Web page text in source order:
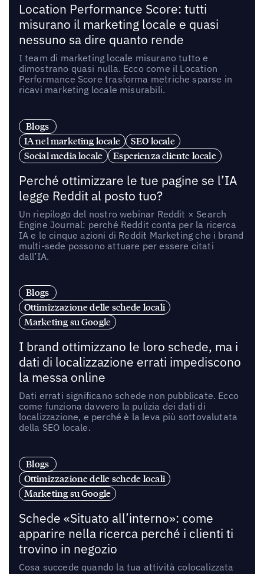
Location Performance Score: tutti
misurano il marketing locale e quasi
nessuno sa dire quanto rende
I team di marketing locale misurano tutto e
dimostrano quasi nulla. Ecco come il Location
Performance Score trasforma metriche sparse in
ricavi marketing locale misurabili.
Blogs
IA nel marketing locale
SEO locale
Social media locale
Esperienza cliente locale
Perché ottimizzare le tue pagine se l’IA
legge Reddit al posto tuo?
Un riepilogo del nostro webinar Reddit × Search
Engine Journal: perché Reddit conta per la ricerca
IA e le cinque azioni di Reddit Marketing che i brand
multi-sede possono attuare per essere citati
dall’IA.
Blogs
Ottimizzazione delle schede locali
Marketing su Google
I brand ottimizzano le loro schede, ma i
dati di localizzazione errati impediscono
la messa online
Dati errati significano schede non pubblicate. Ecco
come funziona davvero la pulizia dei dati di
localizzazione, e perché è la leva più sottovalutata
della SEO locale.
Blogs
Ottimizzazione delle schede locali
Marketing su Google
Schede «Situato all’interno»: come
apparire nella ricerca perché i clienti ti
trovino in negozio
Cosa succede quando la tua attività colocalizzata